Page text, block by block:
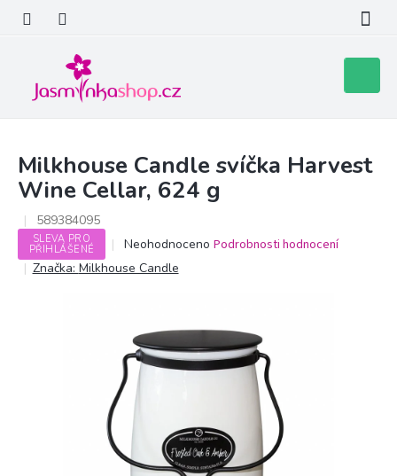
obsah
košík
Milkhouse Candle svíčka Harvest
Wine Cellar, 624 g
589384095
SLEVA PRO
PŘIHLÁŠENÉ
Průměrné
hodnocení
produktu
hvězdiček.
Neohodnoceno Podrobnosti hodnocení
Značka: Milkhouse Candle